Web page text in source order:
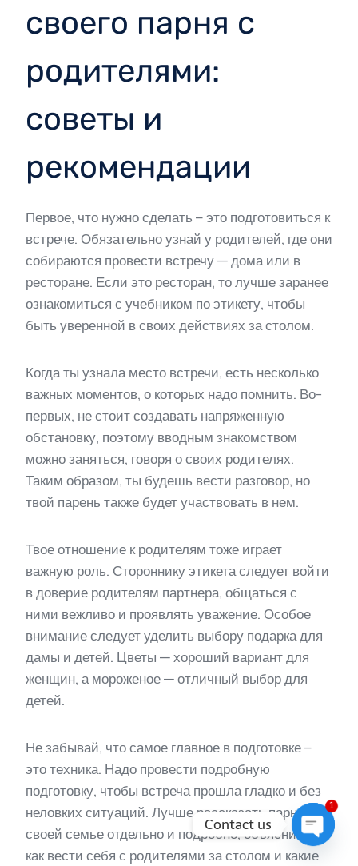
своего парня с
родителями:
советы и
рекомендации
Первое, что нужно сделать – это подготовиться к
встрече. Обязательно узнай у родителей, где они
собираются провести встречу — дома или в
ресторане. Если это ресторан, то лучше заранее
ознакомиться с учебником по этикету, чтобы
быть уверенной в своих действиях за столом.
Когда ты узнала место встречи, есть несколько
важных моментов, о которых надо помнить. Во-
первых, не стоит создавать напряженную
обстановку, поэтому вводным знакомством
можно заняться, говоря о своих родителях.
Таким образом, ты будешь вести разговор, но
твой парень также будет участвовать в нем.
Твое отношение к родителям тоже играет
важную роль. Стороннику этикета следует войти
в доверие родителям партнера, общаться с
ними вежливо и проявлять уважение. Особое
внимание следует уделить выбору подарка для
дамы и детей. Цветы — хороший вариант для
женщин, а мороженое — отличный выбор для
детей.
Не забывай, что самое главное в подготовке –
это техника. Надо провести подробную
подготовку, чтобы встреча прошла гладко и без
неловких ситуаций. Лучше рассказать парню о
своей семье отдельно и подробно, объяснить,
как вести себя с родителями за столом и какие
Contact us
Open
1